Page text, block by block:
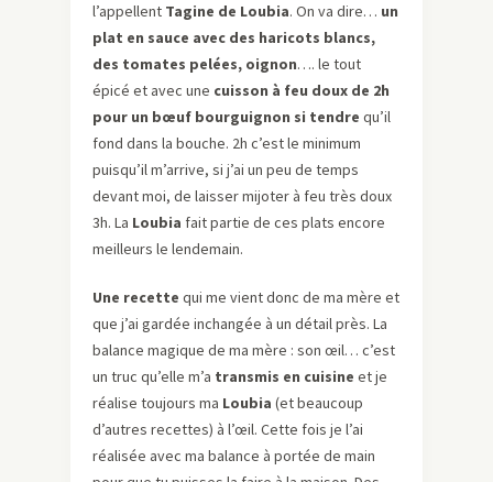
l’appellent Tagine de Loubia. On va dire… un
plat en sauce avec des haricots blancs,
des tomates pelées, oignon…. le tout
épicé et avec une cuisson à feu doux de 2h
pour un bœuf bourguignon si tendre qu’il
fond dans la bouche. 2h c’est le minimum
puisqu’il m’arrive, si j’ai un peu de temps
devant moi, de laisser mijoter à feu très doux
3h. La Loubia fait partie de ces plats encore
meilleurs le lendemain.
Une recette qui me vient donc de ma mère et
que j’ai gardée inchangée à un détail près. La
balance magique de ma mère : son œil… c’est
un truc qu’elle m’a transmis en cuisine et je
réalise toujours ma Loubia (et beaucoup
d’autres recettes) à l’œil. Cette fois je l’ai
réalisée avec ma balance à portée de main